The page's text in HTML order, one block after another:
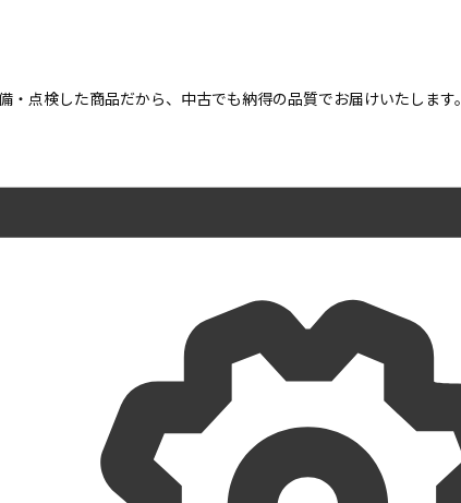
点検した商品だから、中古でも納得の品質でお届けいたします。